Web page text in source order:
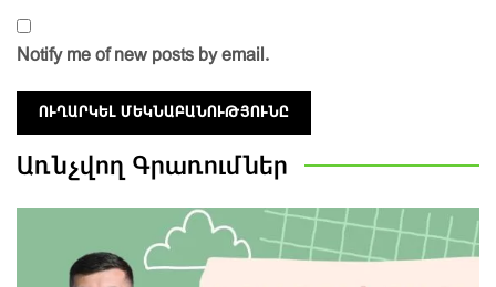
Notify me of new posts by email.
Առնչվող Գրառումներ